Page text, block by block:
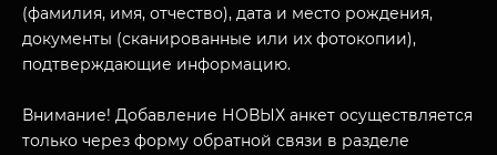
О НАС
(фамилия, имя, отчество), дата и место рождения,
документы (сканированные или их фотокопии),
подтверждающие информацию.
Внимание! Добавление НОВЫХ анкет осуществляется
только через форму обратной связи в разделе